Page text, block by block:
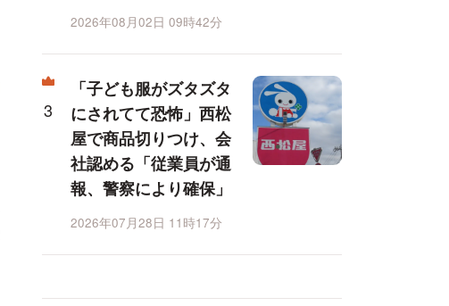
2026年08月02日 09時42分
「子ども服がズタズタ
にされてて恐怖」西松
屋で商品切りつけ、会
社認める「従業員が通
報、警察により確保」
2026年07月28日 11時17分